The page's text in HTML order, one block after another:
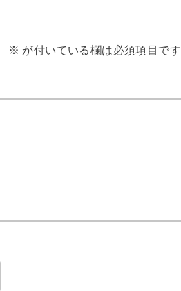
※ が付いている欄は必須項目です